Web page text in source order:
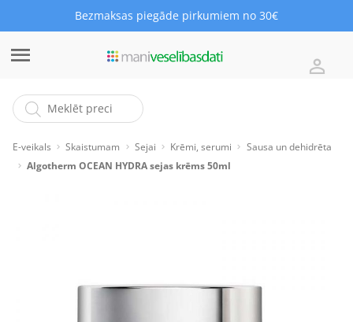
Bezmaksas piegāde pirkumiem no 30€
E-veikals Skaistumam Sejai Krēmi, serumi
Sausa un dehidrēta
Algotherm OCEAN HYDRA sejas krēms 50ml